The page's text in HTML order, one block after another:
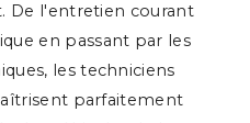
De l'entretien courant
en passant par les
les techniciens
parfaitement